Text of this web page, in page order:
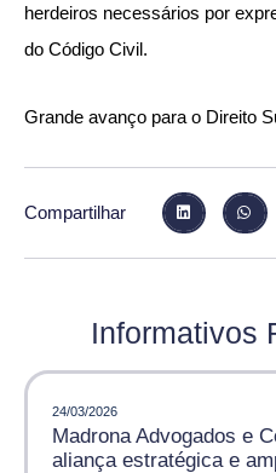
herdeiros necessários por
do Código Civil.
Grande avanço para o Direito
Compartilhar
Informativos
24/03/2026
Madrona Advogados e
aliança estratégica e